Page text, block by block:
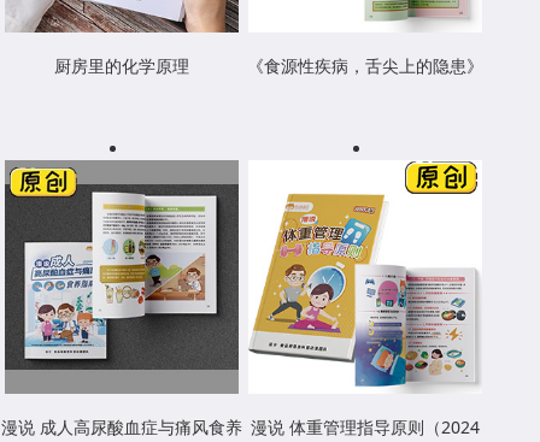
厨房里的化学原理 《食源性疾病，舌尖上的隐患》
漫说 成人高尿酸血症与痛风食养 漫说 体重管理指导原则（2024